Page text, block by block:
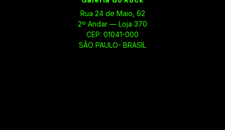
Rua 24 de Maio, 62
2º Andar — Loja 370
CEP: 01041-000
SÃO PAULO- BRASIL